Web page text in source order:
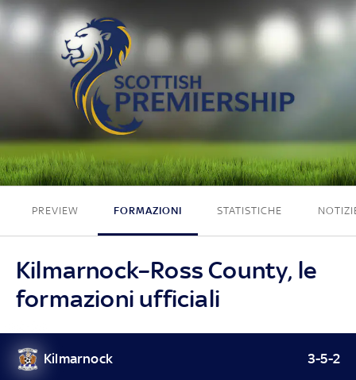
0 - 1
PREVIEW FORMAZIONI STATISTICHE
Kilmarnock–Ross County, le
formazioni ufficiali
Kilmarnock 3-5-2